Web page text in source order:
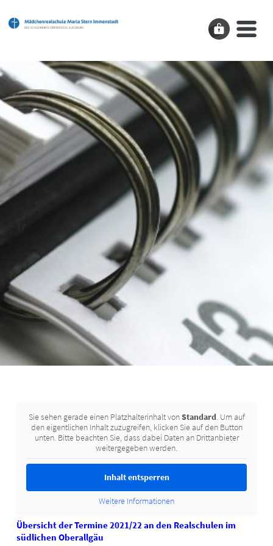
Sie sehen gerade einen Platzhalterinhalt vonStandard. Um auf
den eigentlichen Inhalt zuzugreifen, klicken Sie auf den Button
unten. Bitte beachten Sie, dass dabei Daten an Drittanbieter
weitergegeben werden.
Inhalt entsperren
Weitere Informationen
Übersicht der Termine 2021/22 an den Realschulen im
südlichen Oberallgäu